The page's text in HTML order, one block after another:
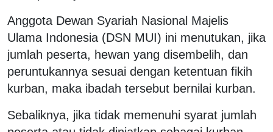
Anggota Dewan Syariah Nasional Majelis
Ulama Indonesia (DSN MUI) ini menutukan, jika
jumlah peserta, hewan yang disembelih, dan
peruntukannya sesuai dengan ketentuan fikih
kurban, maka ibadah tersebut bernilai kurban.
Sebaliknya, jika tidak memenuhi syarat jumlah